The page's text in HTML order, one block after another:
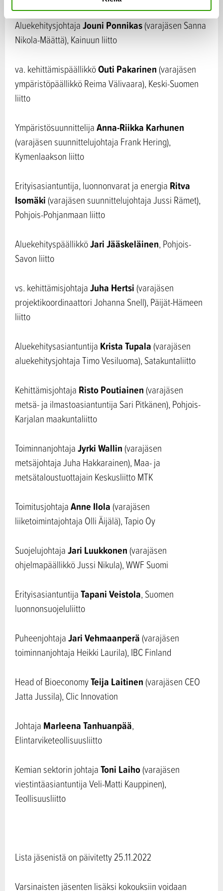
AluekehitysjohtajaJouni Ponnikas(varajäsen Sanna
Nikola-Määttä), Kainuun liitto
va. kehittämispäällikköOuti Pakarinen (varajäsen
ympäristöpäällikkö Reima Välivaara), Keski-Suomen
liitto
YmpäristösuunnittelijaAnna-Riikka Karhunen
(varajäsen suunnittelujohtaja Frank Hering),
Kymenlaakson liitto
Erityisasiantuntija, luonnonvarat ja energia Ritva
Isomäki (varajäsen suunnittelujohtaja Jussi Rämet),
Pohjois-Pohjanmaan liitto
AluekehityspäällikköJari Jääskeläinen, Pohjois-
Savon liitto
vs. kehittämisjohtajaJuha Hertsi (varajäsen
projektikoordinaattori Johanna Snell), Päijät-Hämeen
liitto
Aluekehitysasiantuntija Krista Tupala (varajäsen
aluekehitysjohtaja Timo Vesiluoma), Satakuntaliitto
Kehittämisjohtaja Risto Poutiainen (varajäsen
metsä- ja ilmastoasiantuntija Sari Pitkänen), Pohjois-
Karjalan maakuntaliitto
ToiminnanjohtajaJyrki Wallin (varajäsen
metsäjohtaja Juha Hakkarainen), Maa- ja
metsätaloustuottajain Keskusliitto MTK
ToimitusjohtajaAnne Ilola (varajäsen
liiketoimintajohtaja Olli Äijälä), Tapio Oy
SuojelujohtajaJari Luukkonen (varajäsen
ohjelmapäällikkö Jussi Nikula), WWF Suomi
ErityisasiantuntijaTapani Veistola, Suomen
luonnonsuojeluliitto
PuheenjohtajaJari Vehmaanperä (varajäsen
toiminnanjohtaja Heikki Laurila), IBC Finland
Head of BioeconomyTeija Laitinen (varajäsen CEO
Jatta Jussila), Clic Innovation
Johtaja Marleena Tanhuanpää,
Elintarviketeollisuusliitto
Kemian sektorin johtajaToni Laiho(varajäsen
viestintäasiantuntija Veli-Matti Kauppinen),
Teollisuusliitto
Lista jäsenistä on päivitetty 25.11.2022
Varsinaisten jäsenten lisäksi kokouksiin voidaan